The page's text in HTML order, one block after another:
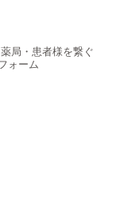
局・患者様を繋ぐ
ォーム